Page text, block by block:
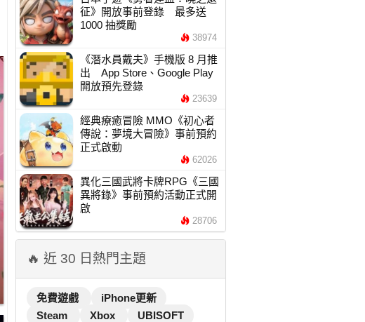
征》開放事前登錄 最多送
1000 抽獎勵
38974
《潛水員戴夫》手機版 8 月推
出 App Store、Google Play
開放預先登錄
23639
經典療癒冒險 MMO《初心者
傳說：夢境大冒險》事前預約
正式啟動
62026
異化三國武將卡牌RPG《三國
異將錄》事前預約活動正式開
啟
28706
🔥 近 30 日熱門主題
免費遊戲
iPhone更新
Steam
Xbox
UBISOFT